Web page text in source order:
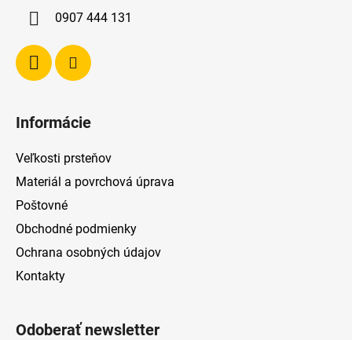
0907 444 131
Informácie
Veľkosti prsteňov
Materiál a povrchová úprava
Poštovné
Obchodné podmienky
Ochrana osobných údajov
Kontakty
Odoberať newsletter